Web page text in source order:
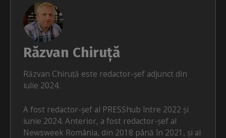
Răzvan Chiruță
Răzvan Chiruță este redactor-șef adjunct din
iulie 2024.
A fost redactor-șef al PRESShub între 2022 și
iunie 2024. Anterior, a fost redactor-șef al
Newsweek România, din 2018 până în 2021, și al